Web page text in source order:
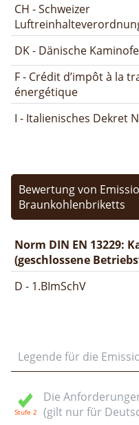
CH - Schweizer
DK - Dänische
F - Crédit d’impôt à la
énergétique
I - Italienisches Dekret
Bewertung von
Braunkohlenbriketts
Norm DIN EN 13229:
(geschlossene
D - 1.BImSchV
Legende für die
Die
(gilt nur für